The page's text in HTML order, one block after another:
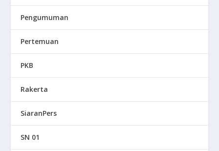
Pengumuman
Pertemuan
PKB
Rakerta
SiaranPers
SN 01